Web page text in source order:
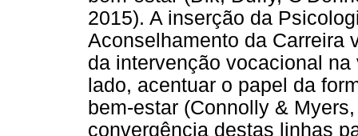
2015). A inserção da
Aconselhamento da Carreira
da intervenção vocacional
lado, acentuar o papel da
bem-estar (Connolly &
convergência destas linhas